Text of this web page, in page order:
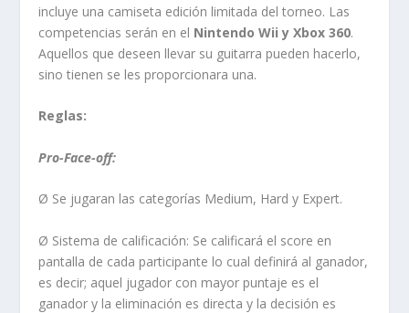
incluye una camiseta edición limitada del torneo. Las
competencias serán en el Nintendo Wii y Xbox 360.
Aquellos que deseen llevar su guitarra pueden hacerlo,
sino tienen se les proporcionara una.
Reglas:
Pro-Face-off:
Ø Se jugaran las categorías Medium, Hard y Expert.
Ø Sistema de calificación: Se calificará el score en
pantalla de cada participante lo cual definirá al ganador,
es decir; aquel jugador con mayor puntaje es el
ganador y la eliminación es directa y la decisión es